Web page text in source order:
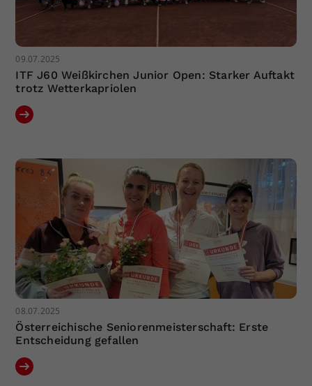
09.07.2025
ITF J60 Weißkirchen Junior Open: Starker Auftakt
trotz Wetterkapriolen
08.07.2025
Österreichische Seniorenmeisterschaft: Erste
Entscheidung gefallen